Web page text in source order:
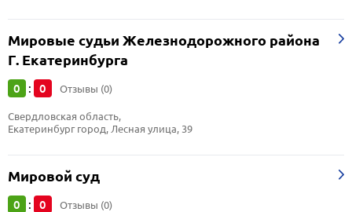
Мировые судьи Железнодорожного района
Г. Екатеринбурга
0 : 0 Отзывы (0)
Свердловская область,
Екатеринбург город, Лесная улица, 39
Мировой суд
0 : 0 Отзывы (0)